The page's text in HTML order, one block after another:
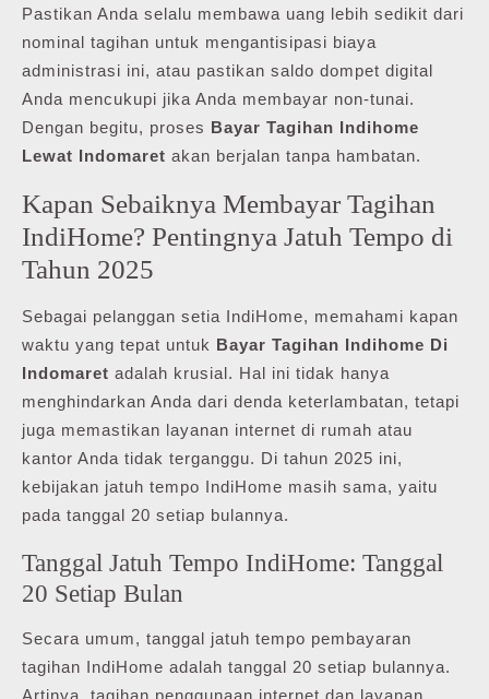
Pastikan Anda selalu membawa uang lebih sedikit dari
nominal tagihan untuk mengantisipasi biaya
administrasi ini, atau pastikan saldo dompet digital
Anda mencukupi jika Anda membayar non-tunai.
Dengan begitu, proses Bayar Tagihan Indihome
Lewat Indomaret akan berjalan tanpa hambatan.
Kapan Sebaiknya Membayar Tagihan
IndiHome? Pentingnya Jatuh Tempo di
Tahun 2025
Sebagai pelanggan setia IndiHome, memahami kapan
waktu yang tepat untuk Bayar Tagihan Indihome Di
Indomaret adalah krusial. Hal ini tidak hanya
menghindarkan Anda dari denda keterlambatan, tetapi
juga memastikan layanan internet di rumah atau
kantor Anda tidak terganggu. Di tahun 2025 ini,
kebijakan jatuh tempo IndiHome masih sama, yaitu
pada tanggal 20 setiap bulannya.
Tanggal Jatuh Tempo IndiHome: Tanggal
20 Setiap Bulan
Secara umum, tanggal jatuh tempo pembayaran
tagihan IndiHome adalah tanggal 20 setiap bulannya.